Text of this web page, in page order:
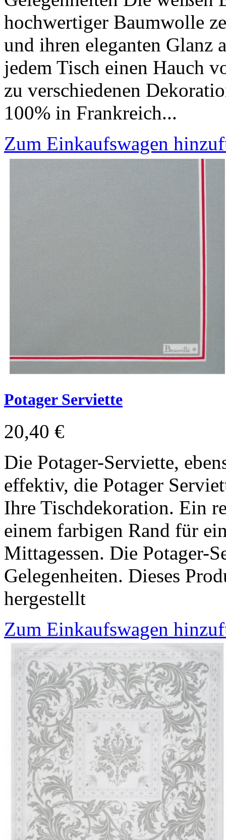
hochwertiger Baumwolle
und ihren eleganten Glanz
jedem Tisch einen Hauch
zu verschiedenen
100% in Frankreich...
Zum Einkaufswagen
Potager Serviette
20,40 €
Die Potager-Serviette,
effektiv, die Potager
Ihre Tischdekoration. Ein
einem farbigen Rand für
Mittagessen. Die Potager-
Gelegenheiten. Dieses
hergestellt
Zum Einkaufswagen